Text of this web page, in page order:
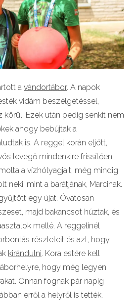
a vándortábor. A napok
vidám beszélgetéssel,
körül. Ezek után pedig senkit nem
ahogy bebújtak a
is. A reggel korán eljött,
levegő mindenkire frissítően
a vízhólyagjait, még mindig
neki, mint a barátjának, Marcinak.
egy újat. Óvatosan
majd bakancsot húztak, és
mellé. A reggelinél
részleteit és azt, hogy
kirándulni. Kora estére kell
hogy még legyen
Onnan fognak pár napig
erről a helyről is tették.